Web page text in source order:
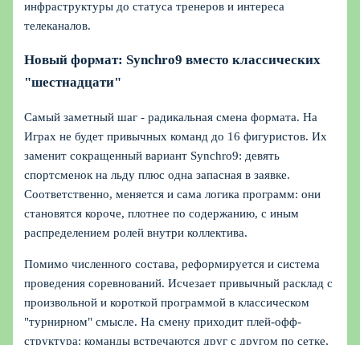
инфраструктуры до статуса тренеров и интереса
телеканалов.
Новый формат: Synchro9 вместо классических
"шестнадцати"
Самый заметный шаг - радикальная смена формата. На
Играх не будет привычных команд до 16 фигуристов. Их
заменит сокращенный вариант Synchro9: девять
спортсменок на льду плюс одна запасная в заявке.
Соответственно, меняется и сама логика программ: они
становятся короче, плотнее по содержанию, с иным
распределением ролей внутри коллектива.
Помимо численного состава, реформируется и система
проведения соревнований. Исчезает привычный расклад с
произвольной и короткой программой в классическом
"турнирном" смысле. На смену приходит плей-офф-
структура: команды встречаются друг с другом по сетке,